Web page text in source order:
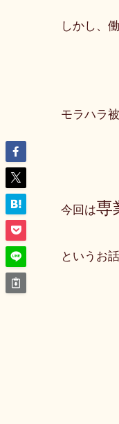
しかし、
モラハラ
今回は専
というお